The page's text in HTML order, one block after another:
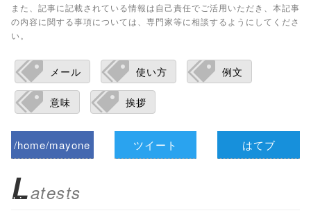
また、記事に記載されている情報は自己責任でご活用いただき、本記事
の内容に関する事項については、専門家等に相談するようにしてくださ
い。
メール 使い方 例文
意味 挨拶
/home/mayone
biz.jp/public_ht
ツイート はてブ
Latests